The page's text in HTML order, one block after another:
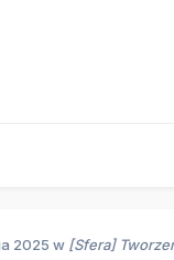
2025 w [Sfera]